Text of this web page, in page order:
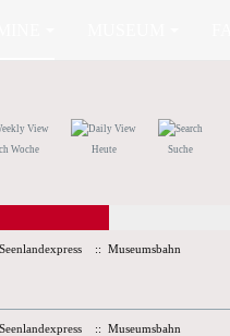
Woche Heute Suche
Seenlandexpress :: Museumsbahn
Seenlandexpress :: Museumsbahn